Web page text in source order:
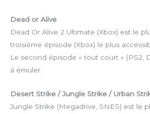
Dead or Alive
Dead Or Alive 2 Ultimate (Xbox) est le
troisième épisode (Xbox) le plus
Le second épisode « tout court » (PS2,
à émuler.
Desert Strike / Jungle Strike / Urban
Jungle Strike (Megadrive, SNES) est le